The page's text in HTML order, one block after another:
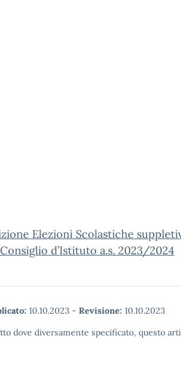
Elezioni Scolastiche
d’Istituto a.s. 2023/2024
10.10.2023 - Revisione: 10.10.2023
dove diversamente specificato, questo